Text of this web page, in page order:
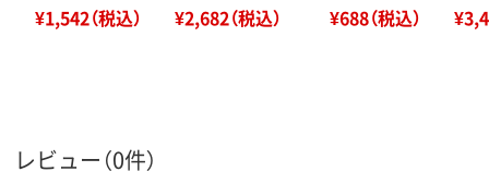
¥1,542（税込） ¥2,682（税込） ¥688（税込）
レビュー（0件）